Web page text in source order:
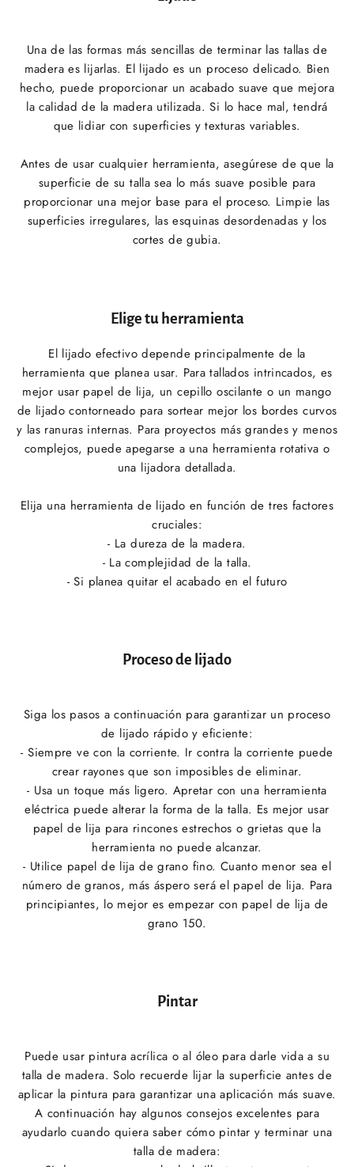
Una de las formas más sencillas de terminar las tallas de
madera es lijarlas. El lijado es un proceso delicado. Bien
hecho, puede proporcionar un acabado suave que mejora
la calidad de la madera utilizada. Si lo hace mal, tendrá
que lidiar con superficies y texturas variables.
Antes de usar cualquier herramienta, asegúrese de que la
superficie de su talla sea lo más suave posible para
proporcionar una mejor base para el proceso. Limpie las
superficies irregulares, las esquinas desordenadas y los
cortes de gubia.
Elige tu herramienta
El lijado efectivo depende principalmente de la
herramienta que planea usar. Para tallados intrincados, es
mejor usar papel de lija, un cepillo oscilante o un mango
de lijado contorneado para sortear mejor los bordes curvos
y las ranuras internas. Para proyectos más grandes y menos
complejos, puede apegarse a una herramienta rotativa o
una lijadora detallada.
Elija una herramienta de lijado en función de tres factores
cruciales:
- La dureza de la madera.
- La complejidad de la talla.
- Si planea quitar el acabado en el futuro
Proceso de lijado
Siga los pasos a continuación para garantizar un proceso
de lijado rápido y eficiente:
- Siempre ve con la corriente. Ir contra la corriente puede
crear rayones que son imposibles de eliminar.
- Usa un toque más ligero. Apretar con una herramienta
eléctrica puede alterar la forma de la talla. Es mejor usar
papel de lija para rincones estrechos o grietas que la
herramienta no puede alcanzar.
- Utilice papel de lija de grano fino. Cuanto menor sea el
número de granos, más áspero será el papel de lija. Para
principiantes, lo mejor es empezar con papel de lija de
grano 150.
Pintar
Puede usar pintura acrílica o al óleo para darle vida a su
talla de madera. Solo recuerde lijar la superficie antes de
aplicar la pintura para garantizar una aplicación más suave.
A continuación hay algunos consejos excelentes para
ayudarlo cuando quiera saber cómo pintar y terminar una
talla de madera: